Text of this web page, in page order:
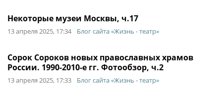
Некоторые музеи Москвы, ч.17
13 апреля 2025, 17:34 Блог сайта «Жизнь - театр»
Сорок Сороков новых православных храмов
России. 1990-2010-е гг. Фотообзор, ч.2
13 апреля 2025, 17:33 Блог сайта «Жизнь - театр»